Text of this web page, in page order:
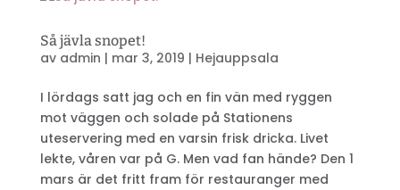
Så jävla snopet!
av admin | mar 3, 2019 | Hejauppsala
I lördags satt jag och en fin vän med ryggen
mot väggen och solade på Stationens
uteservering med en varsin frisk dricka. Livet
lekte, våren var på G. Men vad fan hände? Den 1
mars är det fritt fram för restauranger med